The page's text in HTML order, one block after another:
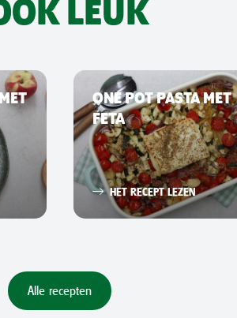
LEUK
ONE POT PASTA MET
FETA
HET RECEPT LEZEN
Alle recepten